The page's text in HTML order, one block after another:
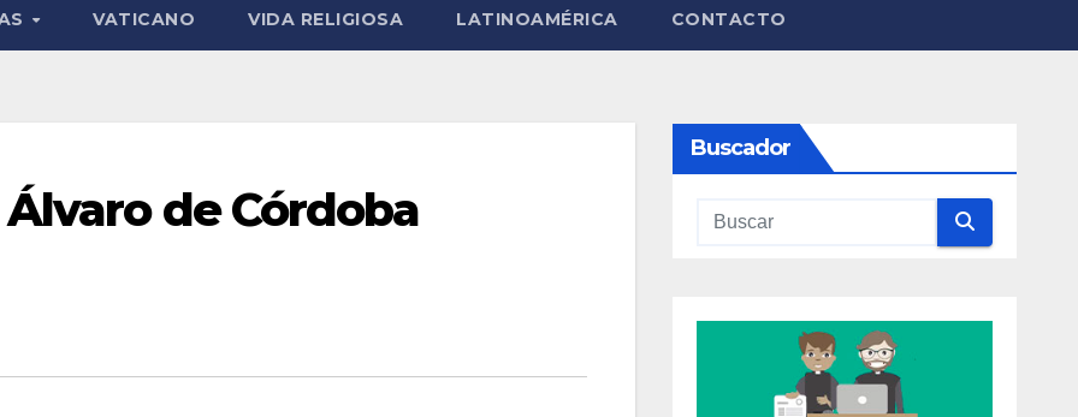
VATICANO VIDA RELIGIOSA LATINOAMÉRICA CONTACTO
de Córdoba
Buscador